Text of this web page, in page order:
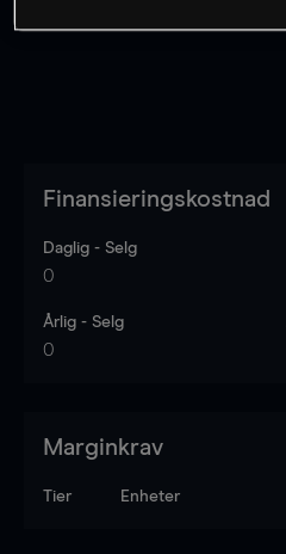
Finansieringskostnad
Daglig - Selg
0
Årlig - Selg
0
Marginkrav
Tier Enheter